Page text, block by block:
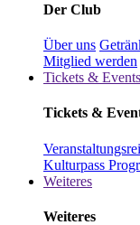
Der Club
Über uns
Mitglied werden
Tickets & Events
Tickets &
Kulturpass
Weiteres
Weiteres